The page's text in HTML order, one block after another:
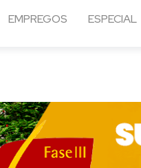
EMPREGOS ESPECIAL